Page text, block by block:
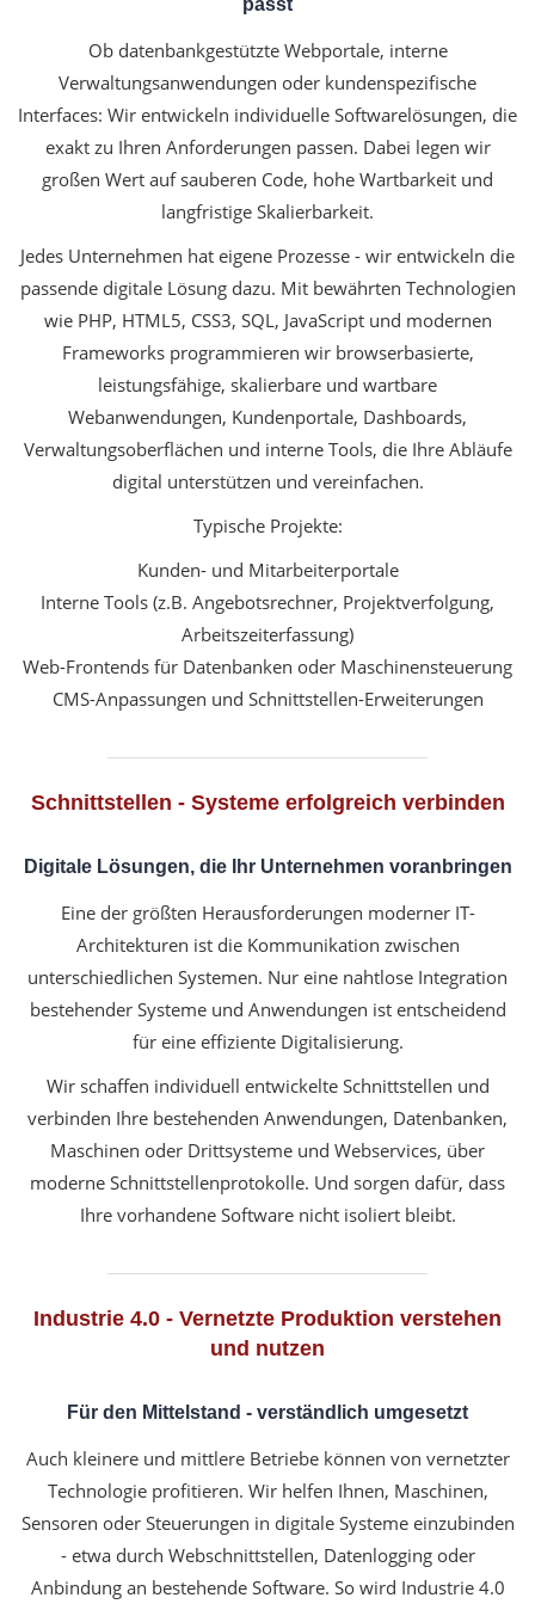
passt
Ob datenbankgestützte Webportale, interne
Verwaltungsanwendungen oder kundenspezifische
Interfaces: Wir entwickeln individuelle Softwarelösungen, die
exakt zu Ihren Anforderungen passen. Dabei legen wir
großen Wert auf sauberen Code, hohe Wartbarkeit und
langfristige Skalierbarkeit.
Jedes Unternehmen hat eigene Prozesse - wir entwickeln die
passende digitale Lösung dazu. Mit bewährten Technologien
wie PHP, HTML5, CSS3, SQL, JavaScript und modernen
Frameworks programmieren wir browserbasierte,
leistungsfähige, skalierbare und wartbare
Webanwendungen, Kundenportale, Dashboards,
Verwaltungsoberflächen und interne Tools, die Ihre Abläufe
digital unterstützen und vereinfachen.
Typische Projekte:
Kunden- und Mitarbeiterportale
Interne Tools (z.B. Angebotsrechner, Projektverfolgung,
Arbeitszeiterfassung)
Web-Frontends für Datenbanken oder Maschinensteuerung
CMS-Anpassungen und Schnittstellen-Erweiterungen
Schnittstellen - Systeme erfolgreich verbinden
Digitale Lösungen, die Ihr Unternehmen voranbringen
Eine der größten Herausforderungen moderner IT-
Architekturen ist die Kommunikation zwischen
unterschiedlichen Systemen. Nur eine nahtlose Integration
bestehender Systeme und Anwendungen ist entscheidend
für eine effiziente Digitalisierung.
Wir schaffen individuell entwickelte Schnittstellen und
verbinden Ihre bestehenden Anwendungen, Datenbanken,
Maschinen oder Drittsysteme und Webservices, über
moderne Schnittstellenprotokolle. Und sorgen dafür, dass
Ihre vorhandene Software nicht isoliert bleibt.
Industrie 4.0 - Vernetzte Produktion verstehen
und nutzen
Für den Mittelstand - verständlich umgesetzt
Auch kleinere und mittlere Betriebe können von vernetzter
Technologie profitieren. Wir helfen Ihnen, Maschinen,
Sensoren oder Steuerungen in digitale Systeme einzubinden
- etwa durch Webschnittstellen, Datenlogging oder
Anbindung an bestehende Software. So wird Industrie 4.0